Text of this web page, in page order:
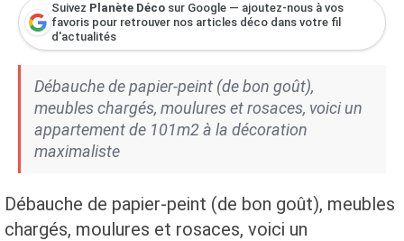
Suivez Planète Déco sur Google — ajoutez-nous à vos
favoris pour retrouver nos articles déco dans votre fil
d'actualités
Débauche de papier-peint (de bon goût),
meubles chargés, moulures et rosaces, voici un
appartement de 101m2 à la décoration
maximaliste
Débauche de papier-peint (de bon goût), meubles
chargés, moulures et rosaces, voici un